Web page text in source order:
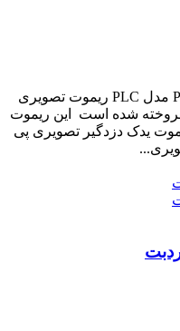
خرید ریموت یدک دزدگیر تصویری PRO مدل PLC ریموت تصویری
فروخته شده است این ریموت
یدک دزدگیر تصویری پی